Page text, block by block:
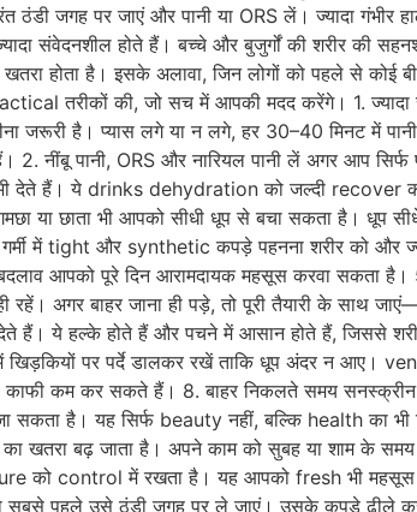
ठंडी जगह पर जाएं और पानी या ORS लें। ज्यादा गंभीर
संवेदनशील होते हैं। बच्चे और बुजुर्गों की शरीर की
होता है। इसके अलावा, जिन लोगों को पहले से कोई
तरीकों की, जो सच में आपकी मदद करेंगे। 1. ज्यादा से
जरूरी है। प्यास लगे या न लगे, हर 30–40 मिनट में
2. नींबू पानी, ORS और नारियल पानी लें अगर आप सिर्फ
भी देते हैं। ये drinks dehydration को जल्दी
या छाता भी आपको सीधी धूप से बचा सकता है। धूप
tight और synthetic कपड़े पहनना शरीर को और
आपको पूरे दिन आरामदायक महसूस करवा सकता
अगर बाहर जाना ही पड़े, तो पूरी तैयारी के साथ
हैं। ये हल्के होते हैं और पचने में आसान होते हैं, जिससे
खिड़कियों पर पर्दे डालकर रखें ताकि धूप अंदर न आए।
कम कर सकते हैं। 8. बाहर निकलते समय सनस्क्रीन
है। यह सिर्फ beauty नहीं, बल्कि health का भी
खतरा बढ़ जाता है। अपने काम को सुबह या शाम के
को control में रखता है। यह आपको fresh भी
पहले उसे ठंडी जगह पर ले जाएं। उसके कपड़े ढीले